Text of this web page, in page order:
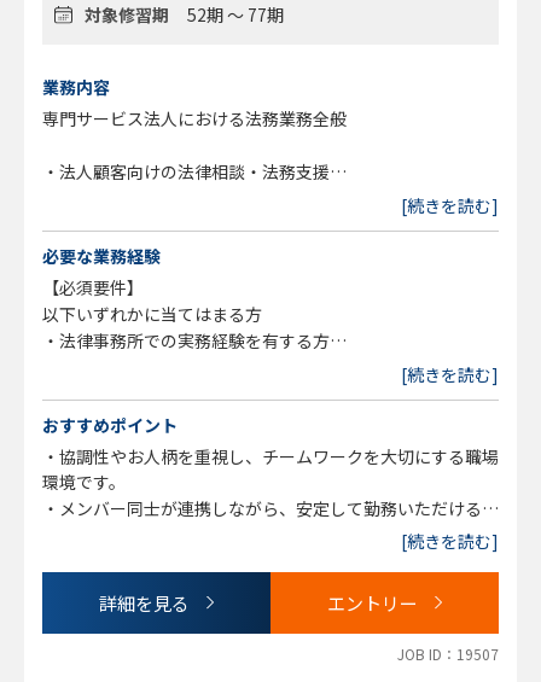
対象修習期
52期 ～ 77期
業務内容
専門サービス法人における法務業務全般
・法人顧客向けの法律相談・法務支援
・人事労務問題への対応（労務相談、規程整備、従業員トラ
・行政機関対応および各種手続支援
・不祥事・危機管理案件への対応
・契約書作成・レビュー、紛争対応
・債権回収およびトラブル解決支援
・カスタマーハラスメント案件への対応
・事業再生・清算案件のサポート
[続きを読む]
必要な業務経験
【必須要件】
以下いずれかに当てはまる方
・法律事務所での実務経験を有する方
[続きを読む]
おすすめポイント
・協調性やお人柄を重視し、チームワークを大切にする職場
環境です。
・メンバー同士が連携しながら、安定して勤務いただける体
環境です。
・法律事務所として充実した福利厚生を整備しています。
[続きを読む]
詳細を見る エントリー
JOB ID：19507